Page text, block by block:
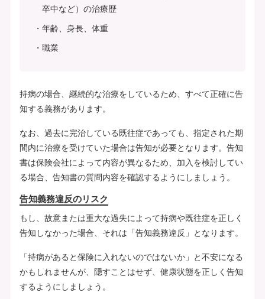
卒中など）の治療歴
年齢、身長、体重
職業
持病の場合、継続的な治療をしているため、すべて正確に告
知する義務があります。
なお、過去に完治している既往症であっても、指定された期
間内に治療を受けていた場合は告知が必要となります。告知
書は保険会社によって内容が異なるため、加入を検討してい
る場合、告知書の質問内容を確認するようにしましょう。
告知義務違反のリスク
もし、故意または重大な過失によって持病や既往症を正しく
告知しなかった場合、それは「告知義務違反」となります。
「持病があると保険に入れないのではないか」と不安になる
かもしれませんが、隠すことはせず、健康状態を正しく告知
するようにしましょう。